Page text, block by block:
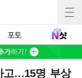
포토
고…15명 부상